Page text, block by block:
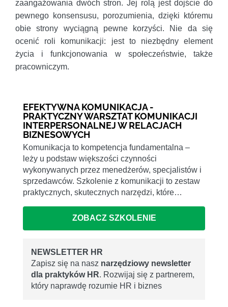
zaangażowania dwóch stron. Jej rolą jest dojście do
pewnego konsensusu, porozumienia, dzięki któremu
obie strony wyciągną pewne korzyści. Nie da się
ocenić roli komunikacji: jest to niezbędny element
życia i funkcjonowania w społeczeństwie, także
pracowniczym.
EFEKTYWNA KOMUNIKACJA -
PRAKTYCZNY WARSZTAT KOMUNIKACJI
INTERPERSONALNEJ W RELACJACH
BIZNESOWYCH
Komunikacja to kompetencja fundamentalna –
leży u podstaw większości czynności
wykonywanych przez menedżerów, specjalistów i
sprzedawców. Szkolenie z komunikacji to zestaw
praktycznych, skutecznych narzędzi, które…
ZOBACZ SZKOLENIE
NEWSLETTER HR
Zapisz się na nasz narzędziowy newsletter
dla praktyków HR. Rozwijaj się z partnerem,
który naprawdę rozumie HR i biznes